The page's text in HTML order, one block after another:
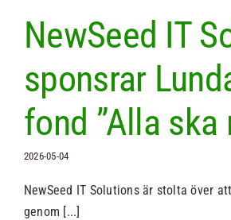
NyheterNewSeed IT
sponsrar
fond ”Alla ska
2026-05-04
NewSeed IT Solutions är stolta över
genom [...]